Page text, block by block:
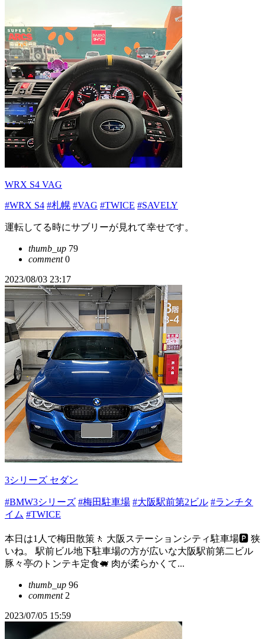
WRX S4 VAG
#WRX S4 #札幌 #VAG #TWICE #SAVELY
運転してる時にサブリーが見れて幸せです。
thumb_up 79
comment0
2023/08/03 23:17
3シリーズ セダン
#BMW3シリーズ #梅田駐車場 #大阪駅前第2ビル #ランチタ
イム #TWICE
本日は1人で梅田散策🚶 大阪ステーションシティ駐車場🅿️ 狭
いね。 駅前ビル地下駐車場の方が広いな大阪駅前第二ビル
豚々亭のトンテキ定食🐖 肉が柔らかくて...
thumb_up 96
comment2
2023/07/05 15:59